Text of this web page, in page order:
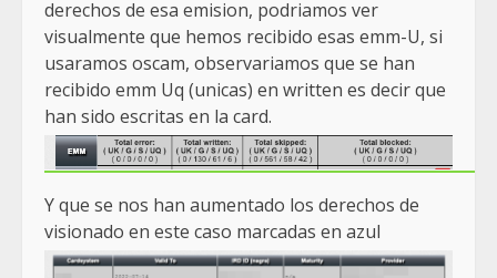
derechos de esa emision, podriamos ver
visualmente que hemos recibido esas emm-U, si
usaramos oscam, observariamos que se han
recibido emm Uq (unicas) en written es decir que
han sido escritas en la card.
Y que se nos han aumentado los derechos de
visionado en este caso marcadas en azul